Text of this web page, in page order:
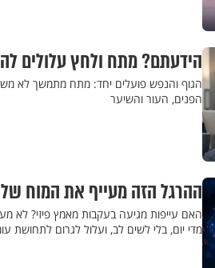
הידעתם? מתח ולחץ עלולים
הגוף והנפש פועלים יחד: מתח מתמשך לא
הפנים, העור והשיער
ההרגל הזה מעייף את המוח
האם עייפות מגיעה בעקבות מאמץ פיזי? לא
מדי יום, בלי לשים לב, ועלול לגרום לתחושת